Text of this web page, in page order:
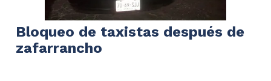
Bloqueo de taxistas después de
zafarrancho